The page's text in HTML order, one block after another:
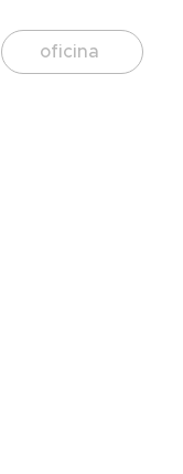
oficina